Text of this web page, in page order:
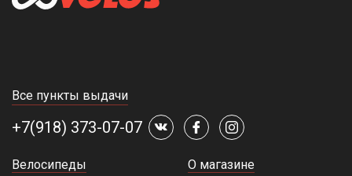
Все пункты выдачи
+7(918) 373-07-07
Велосипеды
О магазине